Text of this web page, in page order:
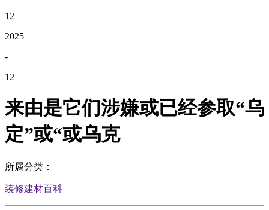
12
2025
-
12
来由是它们涉嫌或已经参取“乌
定”或“或乌克
所属分类：
装修建材百科